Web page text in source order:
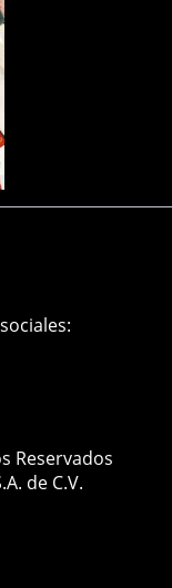
Reservados
de C.V.